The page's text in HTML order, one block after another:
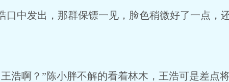
口中发出，那群保镖一见，脸色稍微好了一点，
浩啊？”陈小胖不解的看着林木，王浩可是差点